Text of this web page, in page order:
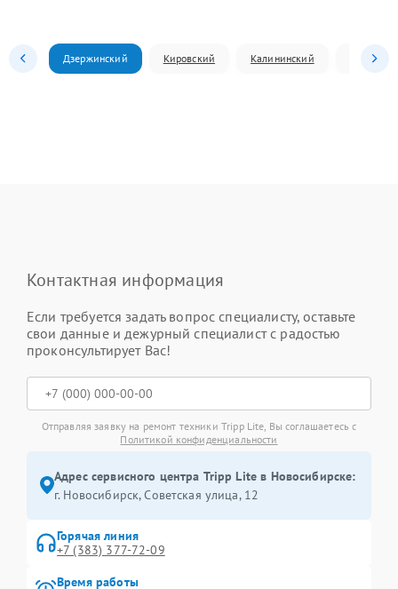
Дзержинский Кировский Калининский
Контактная информация
Если требуется задать вопрос специалисту, оставьте
свои данные и дежурный специалист с радостью
проконсультирует Вас!
Отправляя заявку на ремонт техники Tripp Lite, Вы соглашаетесь с
Политикой конфиденциальности
Адрес сервисного центра Tripp Lite в Новосибирске:
г. Новосибирск, Советская улица, 12
Горячая линия
+7 (383) 377-72-09
Время работы